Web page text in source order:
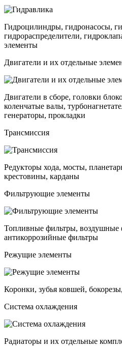
Гидроцилиндры, гидронасосы,
гидрораспределители,
элементы
Двигатели и их отдельные
Двигатели в сборе, головки
коленчатые валы,
генераторы, прокладки
Трансмиссия
Редукторы хода, мосты,
крестовины, карданы
Фильтрующие элементы
Топливные фильтры, воздушные
антикоррозийные фильтры
Режущие элементы
Коронки, зубья ковшей,
Система охлаждения
Радиаторы и их отдельные